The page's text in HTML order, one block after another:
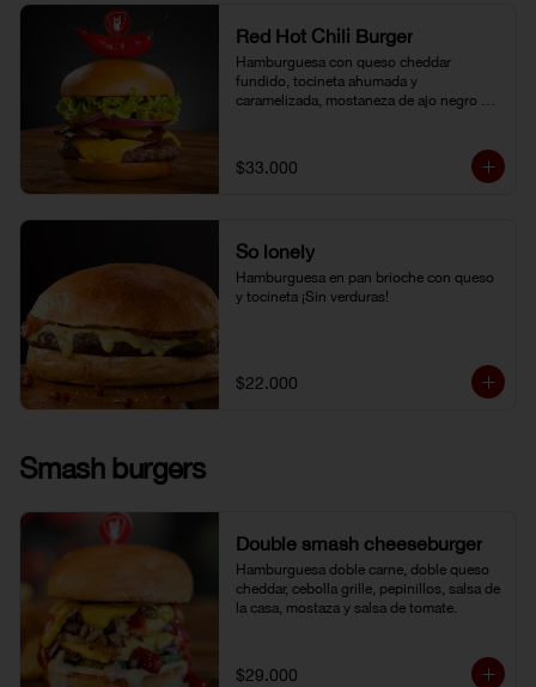
Red Hot Chili Burger
Hamburguesa con queso cheddar
fundido, tocineta ahumada y
caramelizada, mostaneza de ajo negro y
famoso chili con carne al lado.
$33.000
So lonely
Hamburguesa en pan brioche con queso
y tocineta ¡Sin verduras!
$22.000
Smash burgers
Double smash cheeseburger
Hamburguesa doble carne, doble queso
cheddar, cebolla grille, pepinillos, salsa de
la casa, mostaza y salsa de tomate.
$29.000